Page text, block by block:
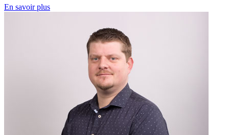
En savoir plus